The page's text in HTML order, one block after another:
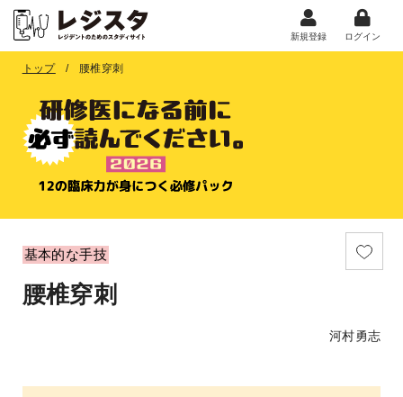
新規登録 ログイン
トップ 腰椎穿刺
基本的な手技
腰椎穿刺
河村勇志